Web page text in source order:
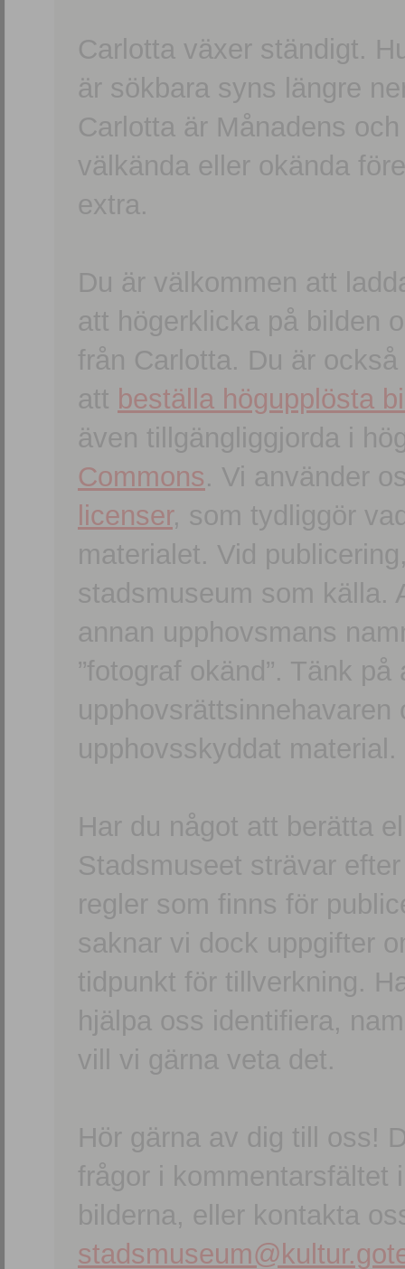
Carlotta växer ständigt.
är sökbara syns längre
Carlotta är Månadens
välkända eller okända
extra.
Du är välkommen att
att högerklicka på bilden
från Carlotta. Du är
att beställa högupplösta
även tillgängliggjorda i
Commons. Vi använder
licenser, som tydliggör
materialet. Vid
stadsmuseum som källa.
annan upphovsmans
”fotograf okänd”. Tänk
upphovsskyddat material.
Har du något att berätta
Stadsmuseet strävar
regler som finns för
saknar vi dock uppgifter
tidpunkt för tillverkning.
hjälpa oss identifiera,
vill vi gärna veta det.
Hör gärna av dig till oss!
frågor i kommentarsfältet
bilderna, eller kontakta